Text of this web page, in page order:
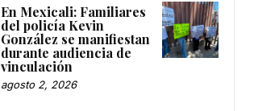
En Mexicali: Familiares
del policía Kevin
González se manifiestan
durante audiencia de
vinculación
agosto 2, 2026